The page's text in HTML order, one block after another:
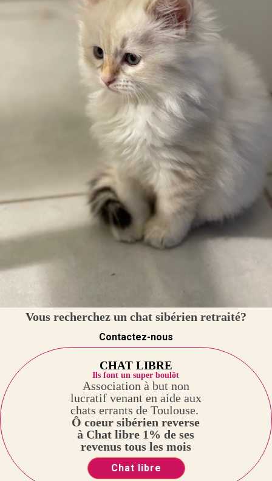
Vous recherchez un chat sibérien retraité?
Contactez-nous
CHAT LIBRE
Ils font un super boulôt
Association à but non
lucratif venant en aide aux
chats errants de Toulouse.
Ô coeur sibérien reverse
à Chat libre 1% de ses
revenus tous les mois
Chat libre